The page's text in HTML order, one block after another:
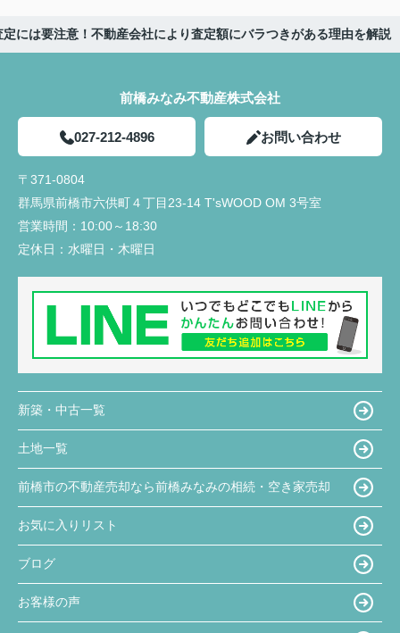
定には要注意！不動産会社により査定額にバラつきがある理由を解説
前橋みなみ不動産株式会社
027-212-4896 お問い合わせ
〒371-0804
群馬県前橋市六供町４丁目23‐14 T'sWOOD OM 3号室
営業時間： 10:00～18:30
定休日： 水曜日・木曜日
新築・中古一覧
土地一覧
前橋市の不動産売却なら前橋みなみの相続・空き家売却
お気に入りリスト
ブログ
お客様の声